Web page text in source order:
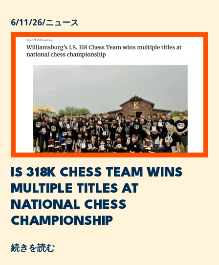
6/11/26/ニュース
IS 318K CHESS TEAM WINS
MULTIPLE TITLES AT
NATIONAL CHESS
CHAMPIONSHIP
続きを読む